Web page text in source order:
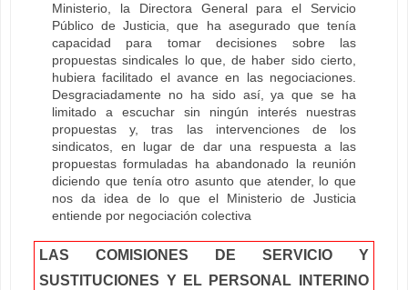
Ministerio, la Directora General para el Servicio
Público de Justicia, que ha asegurado que tenía
capacidad para tomar decisiones sobre las
propuestas sindicales lo que, de haber sido cierto,
hubiera facilitado el avance en las negociaciones.
Desgraciadamente no ha sido así, ya que se ha
limitado a escuchar sin ningún interés nuestras
propuestas y, tras las intervenciones de los
sindicatos, en lugar de dar una respuesta a las
propuestas formuladas ha abandonado la reunión
diciendo que tenía otro asunto que atender, lo que
nos da idea de lo que el Ministerio de Justicia
entiende por negociación colectiva
LAS COMISIONES DE SERVICIO Y
SUSTITUCIONES Y EL PERSONAL INTERINO